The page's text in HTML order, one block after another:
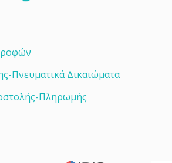
Πνευματικά Δικαιώματα
Πληρωμής